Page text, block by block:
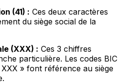
(41) : Ces deux caractères
du siège social de la
(XXX) : Ces 3 chiffres
particulière. Les codes BIC
» font référence au siège